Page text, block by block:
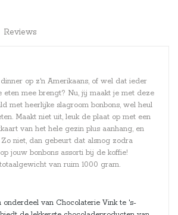
Reviews
op z'n Amerikaans, of wel dat ieder
eten mee brengt? Nu, jij maakt je met deze
met heerlijke slagroom bonbons, wel heul
Maakt niet uit, leuk de plaat op met een
van het hele gezin plus aanhang, en
niet, dan gebeurt dat alsnog zodra
jouw bonbons assorti bij de koffie!
van ruim 1000 gram.
onderdeel van Chocolaterie Vink te 's-